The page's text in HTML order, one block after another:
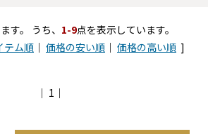
す。 うち、 1-9点を表示しています。
テム順 ｜ 価格の安い順 ｜ 価格の高い順 ]
｜ 1｜